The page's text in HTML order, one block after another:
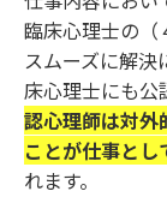
臨床心理士の（
スムーズに解
床心理士にも公
認心理師は対外
ことが仕事と
れます。